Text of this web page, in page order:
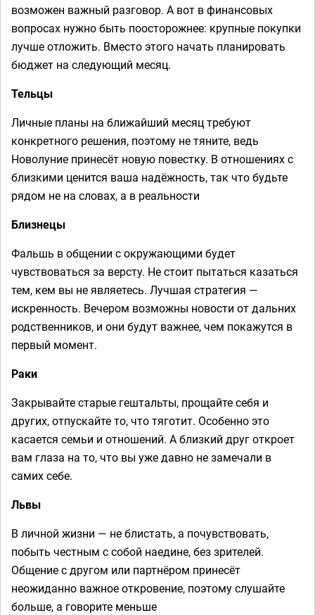
возможен важный разговор. А вот в финансовых
вопросах нужно быть поосторожнее: крупные покупки
лучше отложить. Вместо этого начать планировать
бюджет на следующий месяц.
Тельцы
Личные планы на ближайший месяц требуют
конкретного решения, поэтому не тяните, ведь
Новолуние принесёт новую повестку. В отношениях с
близкими ценится ваша надёжность, так что будьте
рядом не на словах, а в реальности
Близнецы
Фальшь в общении с окружающими будет
чувствоваться за версту. Не стоит пытаться казаться
тем, кем вы не являетесь. Лучшая стратегия —
искренность. Вечером возможны новости от дальних
родственников, и они будут важнее, чем покажутся в
первый момент.
Раки
Закрывайте старые гештальты, прощайте себя и
других, отпускайте то, что тяготит. Особенно это
касается семьи и отношений. А близкий друг откроет
вам глаза на то, что вы уже давно не замечали в
самих себе.
Львы
В личной жизни — не блистать, а почувствовать,
побыть честным с собой наедине, без зрителей.
Общение с другом или партнёром принесёт
неожиданно важное откровение, поэтому слушайте
больше, а говорите меньше